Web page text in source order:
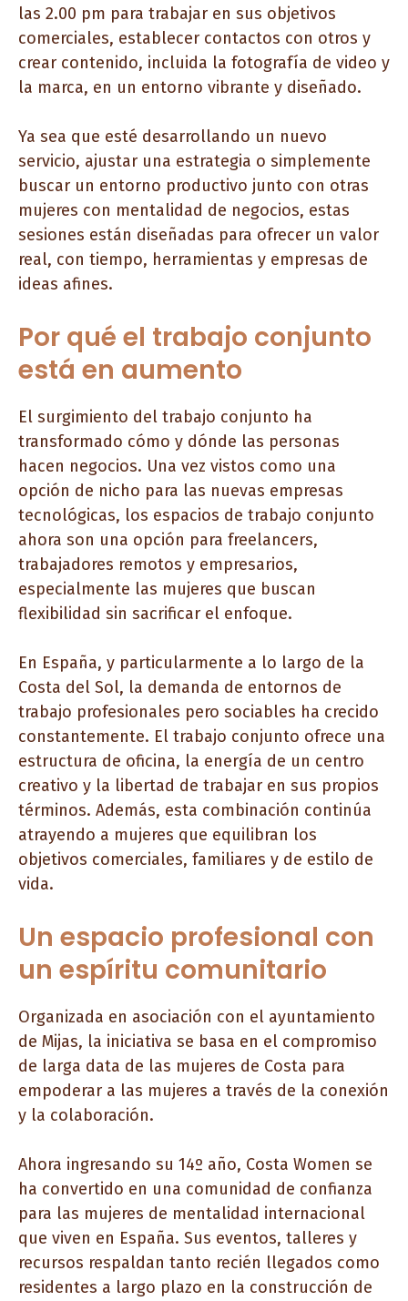
las 2.00 pm para trabajar en sus objetivos
comerciales, establecer contactos con otros y
crear contenido, incluida la fotografía de video y
la marca, en un entorno vibrante y diseñado.
Ya sea que esté desarrollando un nuevo
servicio, ajustar una estrategia o simplemente
buscar un entorno productivo junto con otras
mujeres con mentalidad de negocios, estas
sesiones están diseñadas para ofrecer un valor
real, con tiempo, herramientas y empresas de
ideas afines.
Por qué el trabajo conjunto
está en aumento
El surgimiento del trabajo conjunto ha
transformado cómo y dónde las personas
hacen negocios. Una vez vistos como una
opción de nicho para las nuevas empresas
tecnológicas, los espacios de trabajo conjunto
ahora son una opción para freelancers,
trabajadores remotos y empresarios,
especialmente las mujeres que buscan
flexibilidad sin sacrificar el enfoque.
En España, y particularmente a lo largo de la
Costa del Sol, la demanda de entornos de
trabajo profesionales pero sociables ha crecido
constantemente. El trabajo conjunto ofrece una
estructura de oficina, la energía de un centro
creativo y la libertad de trabajar en sus propios
términos. Además, esta combinación continúa
atrayendo a mujeres que equilibran los
objetivos comerciales, familiares y de estilo de
vida.
Un espacio profesional con
un espíritu comunitario
Organizada en asociación con el ayuntamiento
de Mijas, la iniciativa se basa en el compromiso
de larga data de las mujeres de Costa para
empoderar a las mujeres a través de la conexión
y la colaboración.
Ahora ingresando su 14º año, Costa Women se
ha convertido en una comunidad de confianza
para las mujeres de mentalidad internacional
que viven en España. Sus eventos, talleres y
recursos respaldan tanto recién llegados como
residentes a largo plazo en la construcción de